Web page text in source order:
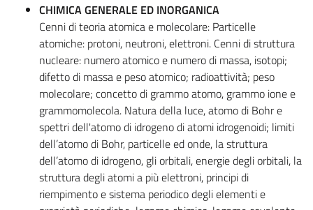
CHIMICA GENERALE ED INORGANICA
Cenni di teoria atomica e molecolare: Particelle
atomiche: protoni, neutroni, elettroni. Cenni di struttura
nucleare: numero atomico e numero di massa, isotopi;
difetto di massa e peso atomico; radioattività; peso
molecolare; concetto di grammo atomo, grammo ione e
grammomolecola. Natura della luce, atomo di Bohr e
spettri dell'atomo di idrogeno di atomi idrogenoidi; limiti
dell’atomo di Bohr, particelle ed onde, la struttura
dell’atomo di idrogeno, gli orbitali, energie degli orbitali, la
struttura degli atomi a più elettroni, principi di
riempimento e sistema periodico degli elementi e